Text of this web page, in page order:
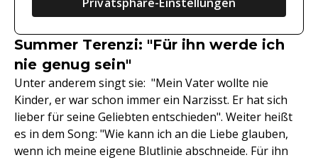
Summer Terenzi: "Für ihn werde ich
nie genug sein"
Unter anderem singt sie: "Mein Vater wollte nie
Kinder, er war schon immer ein Narzisst. Er hat sich
lieber für seine Geliebten entschieden". Weiter heißt
es in dem Song: "Wie kann ich an die Liebe glauben,
wenn ich meine eigene Blutlinie abschneide. Für ihn